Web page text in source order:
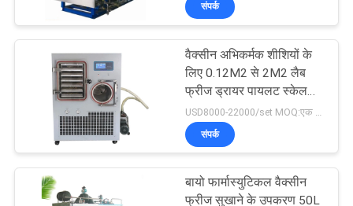
तरल सतह तनाव मीटर
प्रयोगशाला वैक्यूम फ्रीज
संपर्क
वैक्सीन अभिकर्मक शीशियों के
लिए 0.12M2 से 2M2 लैब
फ्रीज ड्रायर पायलट स्केल
लियोफिलिज़र
USD8000-22000/set MOQ:एक सेट
संपर्क
बायो फार्मास्युटिकल वैक्सीन
फ्रीज सुखाने के उपकरण 50L